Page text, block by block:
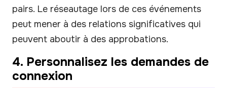
pairs. Le réseautage lors de ces événements
peut mener à des relations significatives qui
peuvent aboutir à des approbations.
4. Personnalisez les demandes de
connexion